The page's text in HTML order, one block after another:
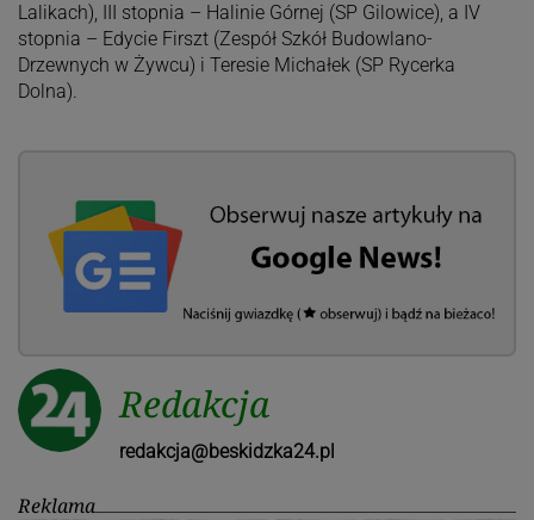
Lalikach), III stopnia – Halinie Górnej (SP Gilowice), a IV
stopnia – Edycie Firszt (Zespół Szkół Budowlano-
Drzewnych w Żywcu) i Teresie Michałek (SP Rycerka
Dolna).
Redakcja
redakcja@beskidzka24.pl
Reklama